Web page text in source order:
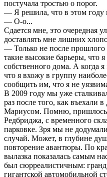
постучала тростью о порог.
— Я решила, что в этом году
— О-о...
Сдается мне, это очередная
доставлять мне лишних
— Только не после прошлого
такие высокие барьеры, что
собственного дома. А когда
что я вхожу в группу
сообщить им, что я не
В 2009 году мы уже
раз после того, как въехали
Мариусом. Помню, пришлось
Редбриджа, с временного
парковке. Зря мы не
случай. Может, в глубине
повторение авантюры. По
вылазка показалась самым
был сюрреалистичным:
гигантской автомобильной